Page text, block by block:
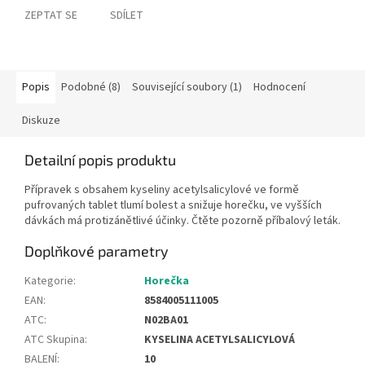
ZEPTAT SE SDÍLET
Popis Podobné (8) Související soubory (1) Hodnocení
Diskuze
Detailní popis produktu
Přípravek s obsahem kyseliny acetylsalicylové ve formě
pufrovaných tablet tlumí bolest a snižuje horečku, ve vyšších
dávkách má protizánětlivé účinky. Čtěte pozorně příbalový leták.
Doplňkové parametry
Kategorie:
Horečka
EAN:
8584005111005
ATC:
N02BA01
ATC Skupina:
KYSELINA ACETYLSALICYLOVÁ
BALENÍ: 10